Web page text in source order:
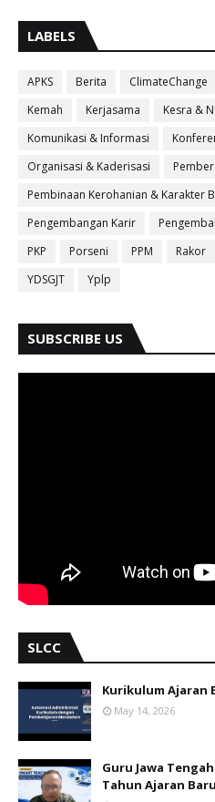
LABELS
APKS Berita ClimateChange
Kemah
Kerjasama Kesra &
Komunikasi & Informasi
Organisasi & Kaderisasi
Pembinaan Kerohanian & Karakter
Pengembangan Karir
PKP
Porseni PPM Rakor
YDSGJT
Yplp
SUBSCRIBE US
SLCC
Kurikulum Ajaran
May 14, 2026
Guru Jawa
Tahun Ajaran Baru